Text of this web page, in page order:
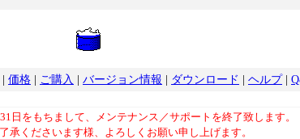
| 価格 | ご購入 | バージョン情報 | ダウンロード | ヘルプ|
日をもちまして、メンテナンス／サポートを終了致します。
承くださいます様、よろしくお願い申し上げます。